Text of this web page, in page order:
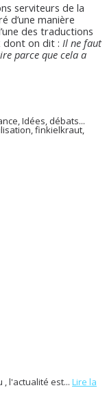
serviteurs de la
d’une manière
des traductions
dont on dit : Il ne faut
parce que cela a
,Idées, débats...
,finkielkraut,
l'actualité est... Lire la